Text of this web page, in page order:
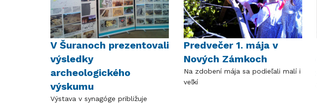
V Šuranoch prezentovali
výsledky
archeologického
výskumu
Výstava v synagóge približuje
Predvečer 1. mája v
Nových Zámkoch
Na zdobení mája sa podieľali malí i
veľkí